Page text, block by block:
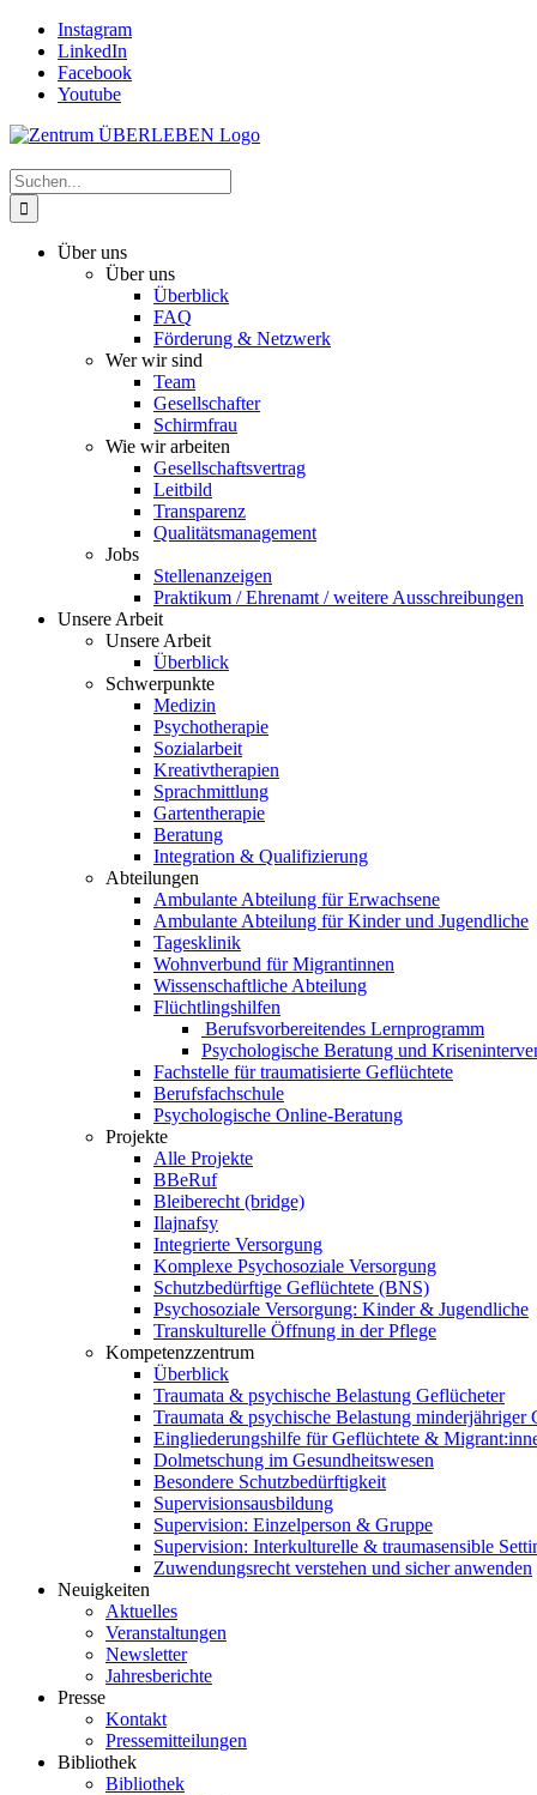
Zum
Inhalt
springen
Instagram
LinkedIn
Facebook
Youtube
Suche
nach:
Über uns
Über uns
Überblick
FAQ
Förderung & Netzwerk
Wer wir sind
Team
Gesellschafter
Schirmfrau
Wie wir arbeiten
Gesellschaftsvertrag
Leitbild
Transparenz
Qualitätsmanagement
Jobs
Stellenanzeigen
Praktikum / Ehrenamt / weitere Ausschreibungen
Unsere Arbeit
Unsere Arbeit
Überblick
Schwerpunkte
Medizin
Psychotherapie
Sozialarbeit
Kreativtherapien
Sprachmittlung
Gartentherapie
Beratung
Integration & Qualifizierung
Abteilungen
Ambulante Abteilung für Erwachsene
Ambulante Abteilung für Kinder und Jugendliche
Tagesklinik
Wohnverbund für Migrantinnen
Wissenschaftliche Abteilung
Flüchtlingshilfen
Berufsvorbereitendes Lernprogramm
Psychologische Beratung und
Fachstelle für traumatisierte Geflüchtete
Berufsfachschule
Psychologische Online-Beratung
Projekte
Alle Projekte
BBeRuf
Bleiberecht (bridge)
Ilajnafsy
Integrierte Versorgung
Komplexe Psychosoziale Versorgung
Schutzbedürftige Geflüchtete (BNS)
Psychosoziale Versorgung: Kinder & Jugendliche
Transkulturelle Öffnung in der Pflege
Kompetenzzentrum
Überblick
Traumata & psychische Belastung Geflücheter
Traumata & psychische Belastung minderjähriger
Eingliederungshilfe für Geflüchtete &
Dolmetschung im Gesundheitswesen
Besondere Schutzbedürftigkeit
Supervisionsausbildung
Supervision: Einzelperson & Gruppe
Supervision: Interkulturelle & traumasensible
Zuwendungsrecht verstehen und sicher anwenden
Neuigkeiten
Aktuelles
Veranstaltungen
Newsletter
Jahresberichte
Presse
Kontakt
Pressemitteilungen
Bibliothek
Bibliothek